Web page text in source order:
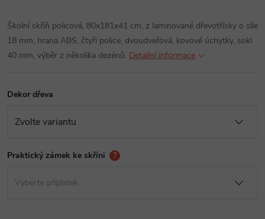
Školní skříň policová, 80x181x41 cm, z laminované dřevotřísky o síle
18 mm, hrana ABS, čtyři police, dvoudveřová, kovové úchytky, sokl
40 mm, výběr z několika dezénů. Detailní informace
Dekor dřeva
Praktický zámek ke skříni ?